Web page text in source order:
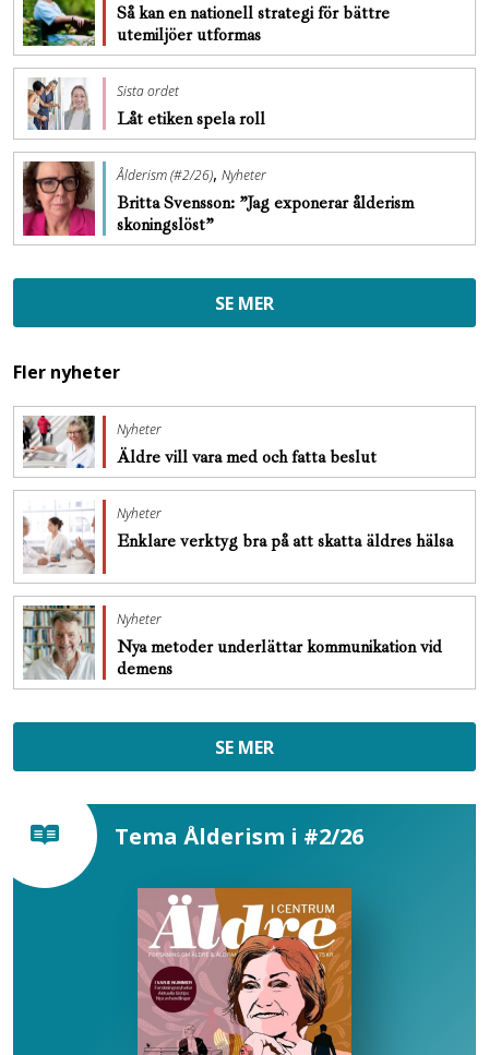
Så kan en nationell strategi för bättre
utemiljöer utformas
Sista ordet
Låt etiken spela roll
Ålderism (#2/26), Nyheter
Britta Svensson: ”Jag exponerar ålderism
skoningslöst”
SE MER
Fler nyheter
Nyheter
Äldre vill vara med och fatta beslut
Nyheter
Enklare verktyg bra på att skatta äldres hälsa
Nyheter
Nya metoder underlättar kommunikation vid
demens
SE MER
Tema Ålderism i #2/26